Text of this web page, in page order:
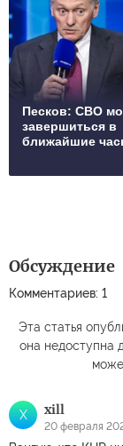
Песков: СВО
завершиться в
ближайшие
Обсуждение
Комментариев: 1
Эта статья
она недоступна
X xill
20 февраля